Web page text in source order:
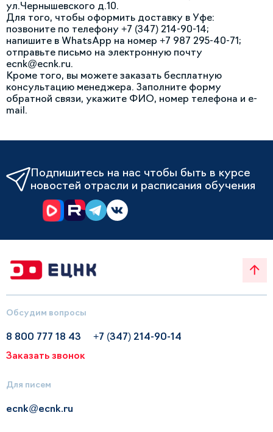
ул.Чернышевского д.10.
Для того, чтобы оформить доставку в Уфе:
позвоните по телефону +7 (347) 214-90-14;
напишите в WhatsApp на номер +7 987 295-40-71;
отправьте письмо на электронную почту
ecnk@ecnk.ru.
Кроме того, вы можете заказать бесплатную
консультацию менеджера. Заполните форму
обратной связи, укажите ФИО, номер телефона и e-
mail.
Подпишитесь на нас чтобы быть в курсе
новостей отрасли и расписания обучения
Обсудим вопросы
8 800 777 18 43
+7 (347) 214-90-14
Заказать звонок
Для писем
ecnk@ecnk.ru